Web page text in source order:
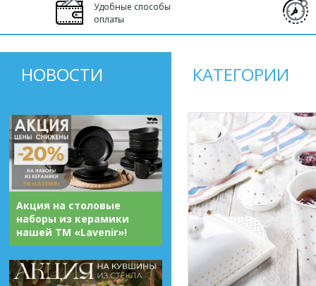
Удобные способы
оплаты
НОВОСТИ
Акция на столовые
наборы из керамики
нашей ТМ «Lavenir»!
КАТЕГОРИИ